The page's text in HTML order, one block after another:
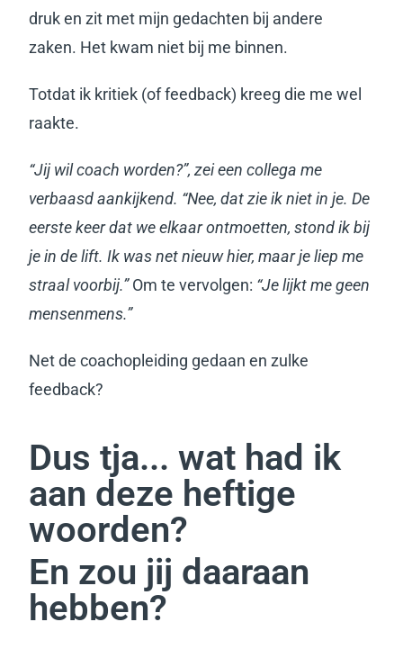
druk en zit met mijn gedachten bij andere
zaken. Het kwam niet bij me binnen.
Totdat ik kritiek (of feedback) kreeg die me wel
raakte.
“Jij wil coach worden?”, zei een collega me
verbaasd aankijkend. “Nee, dat zie ik niet in je. De
eerste keer dat we elkaar ontmoetten, stond ik bij
je in de lift. Ik was net nieuw hier, maar je liep me
straal voorbij.”Om te vervolgen: “Je lijkt me geen
mensenmens.”
Net de coachopleiding gedaan en zulke
feedback?
Dus tja... wat had ik
aan deze heftige
woorden?
En zou jij daaraan
hebben?